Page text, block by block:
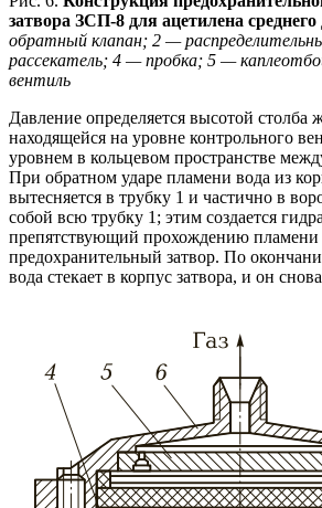
затвора ЗСП-8 для ацетилена
обратный клапан; 2 —
рассекатель; 4 — пробка; 5 —
вентиль
Давление определяется высотой столба
находящейся на уровне контрольного
уровнем в кольцевом пространстве
При обратном ударе пламени вода из
вытесняется в трубку 1 и частично в
собой всю трубку 1; этим создается
препятствующий прохождению пламени
предохранительный затвор. По
вода стекает в корпус затвора, и он